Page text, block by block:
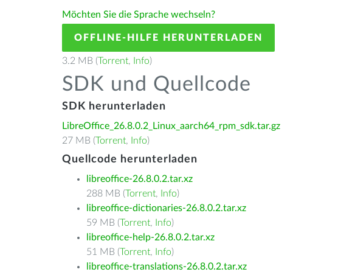
Möchten Sie die Sprache wechseln?
OFFLINE-HILFE HERUNTERLADEN
3.2 MB (Torrent, Info)
SDK und Quellcode
SDK herunterladen
LibreOffice_26.8.0.2_Linux_aarch64_rpm_sdk.tar.gz
27 MB (Torrent, Info)
Quellcode herunterladen
libreoffice-26.8.0.2.tar.xz
288 MB (Torrent, Info)
libreoffice-dictionaries-26.8.0.2.tar.xz
59 MB (Torrent, Info)
libreoffice-help-26.8.0.2.tar.xz
51 MB (Torrent, Info)
libreoffice-translations-26.8.0.2.tar.xz